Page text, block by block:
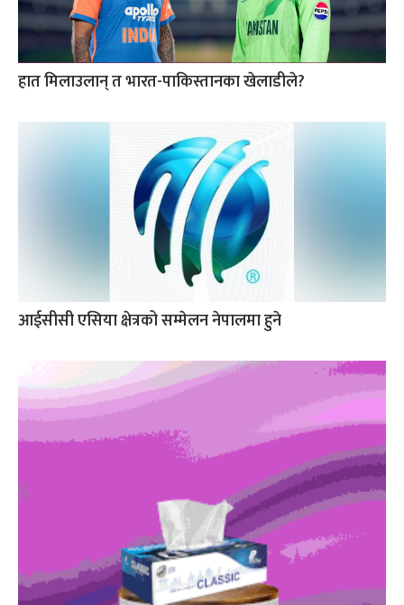
हात मिलाउलान् त भारत-पाकिस्तानका खेलाडीले?
आईसीसी एसिया क्षेत्रको सम्मेलन नेपालमा हुने